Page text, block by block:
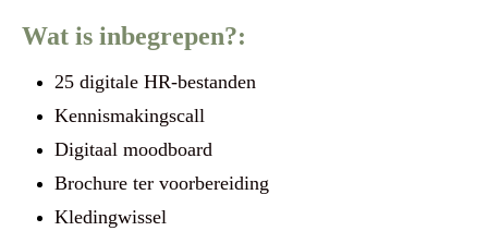
Wat is inbegrepen?:
25 digitale HR-bestanden
Kennismakingscall
Digitaal moodboard
Brochure ter voorbereiding
Kledingwissel